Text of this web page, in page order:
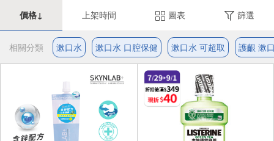
價格↓ 上架時間 圖表 篩選
相關分類 漱口水 漱口水 口腔保健 漱口水 可超取 護齦 漱